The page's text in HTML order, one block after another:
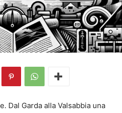
Dal Garda alla Valsabbia una